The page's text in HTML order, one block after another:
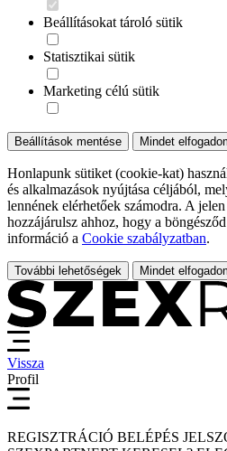
Beállításokat tároló sütik
Statisztikai sütik
Marketing célú sütik
Beállítások mentése Mindet
Honlapunk sütiket (cookie-kat)
és alkalmazások nyújtása céljából,
lennének elérhetőek számodra. A
hozzájárulsz ahhoz, hogy a
információ a Cookie szabályzatban.
További lehetőségek Mindet
Vissza
Profil
REGISZTRÁCIÓ BELÉPÉS